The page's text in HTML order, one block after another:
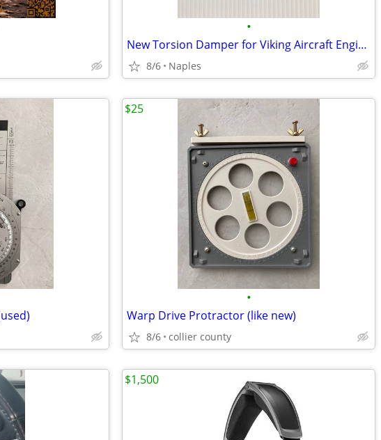
•
New Torsion Damper for Viking Aircraft Engines
8/6 Naples
•
Warp Drive Protractor (like new)
8/6 collier county
$25
$1,500